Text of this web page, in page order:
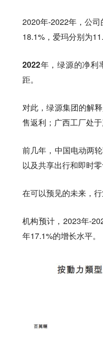
2020年-2022年，公司
18.1%，爱玛分别为
2022年，绿源的净利
距。
对此，绿源集团的解
售返利；广西工厂处
前几年，中国电动两
以及共享出行和即时零
在可以预见的未来，
机构预计，2023年-
年17.1%的增长水平。